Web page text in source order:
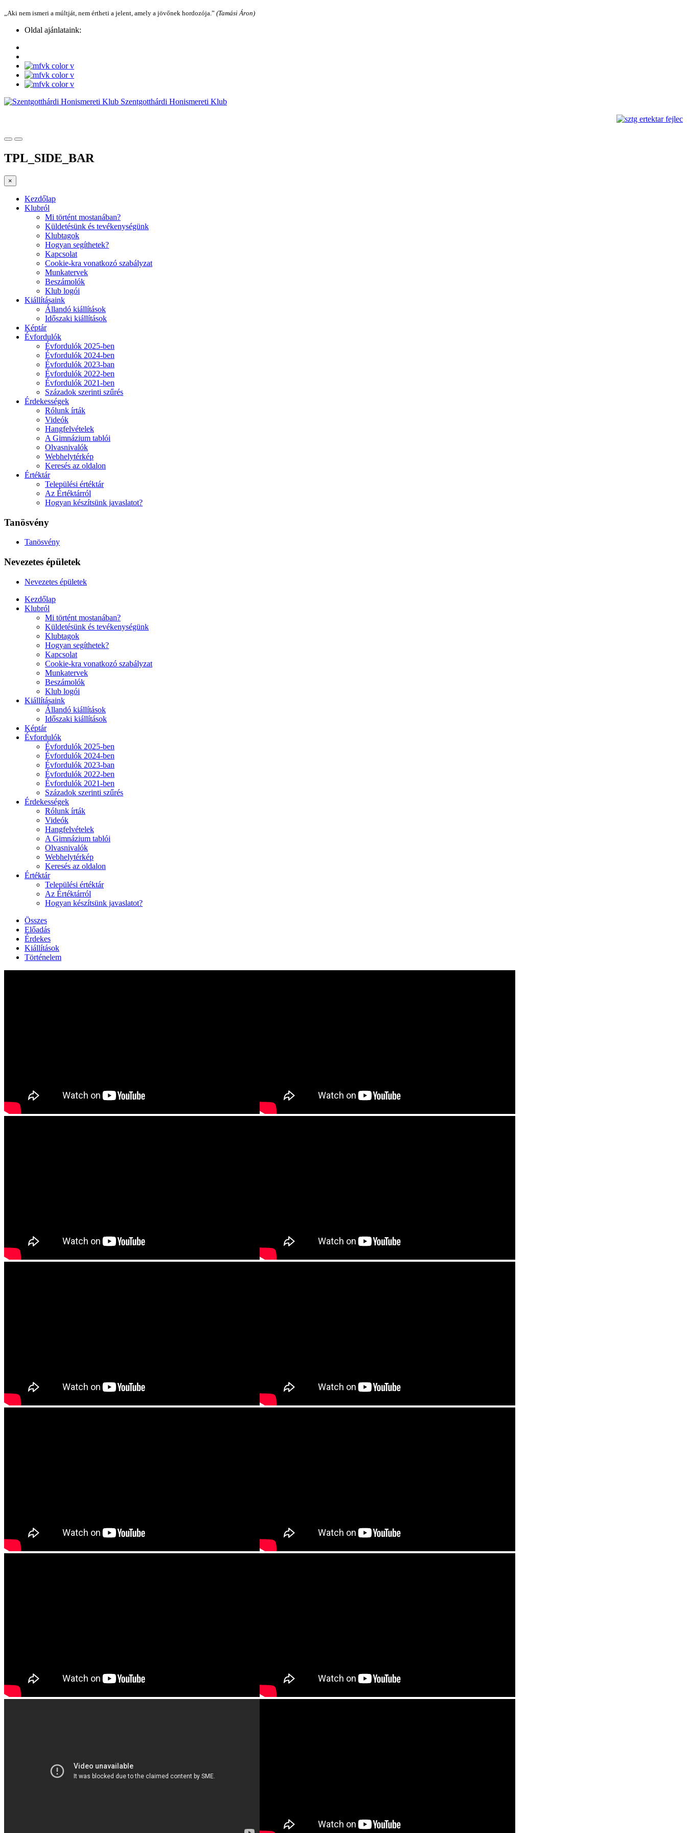
„Aki nem ismeri a múltját, nem értheti a jelent, amely a jövőnek hordozója.” (Tamási Áron)
Oldal ajánlataink:
Szentgotthárdi Honismereti Klub
TPL_SIDE_BAR
×
Kezdőlap
Klubról
Mi történt mostanában?
Küldetésünk és tevékenységünk
Klubtagok
Hogyan segíthetek?
Kapcsolat
Cookie-kra vonatkozó szabályzat
Munkatervek
Beszámolók
Klub logói
Kiállításaink
Állandó kiállítások
Időszaki kiállítások
Képtár
Évfordulók
Évfordulók 2025-ben
Évfordulók 2024-ben
Évfordulók 2023-ban
Évfordulók 2022-ben
Évfordulók 2021-ben
Századok szerinti szűrés
Érdekességek
Rólunk írták
Videók
Hangfelvételek
A Gimnázium tablói
Olvasnivalók
Webhelytérkép
Keresés az oldalon
Értéktár
Települési értéktár
Az Értéktárról
Hogyan készítsünk javaslatot?
Tanösvény
Tanösvény
Nevezetes épületek
Nevezetes épületek
Kezdőlap
Klubról
Mi történt mostanában?
Küldetésünk és tevékenységünk
Klubtagok
Hogyan segíthetek?
Kapcsolat
Cookie-kra vonatkozó szabályzat
Munkatervek
Beszámolók
Klub logói
Kiállításaink
Állandó kiállítások
Időszaki kiállítások
Képtár
Évfordulók
Évfordulók 2025-ben
Évfordulók 2024-ben
Évfordulók 2023-ban
Évfordulók 2022-ben
Évfordulók 2021-ben
Századok szerinti szűrés
Érdekességek
Rólunk írták
Videók
Hangfelvételek
A Gimnázium tablói
Olvasnivalók
Webhelytérkép
Keresés az oldalon
Értéktár
Települési értéktár
Az Értéktárról
Hogyan készítsünk javaslatot?
Összes
Előadás
Érdekes
Kiállítások
Történelem